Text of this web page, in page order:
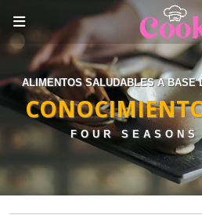
Skip to menu
ALIMENTOS SALUDABLES A BASE
FOUR